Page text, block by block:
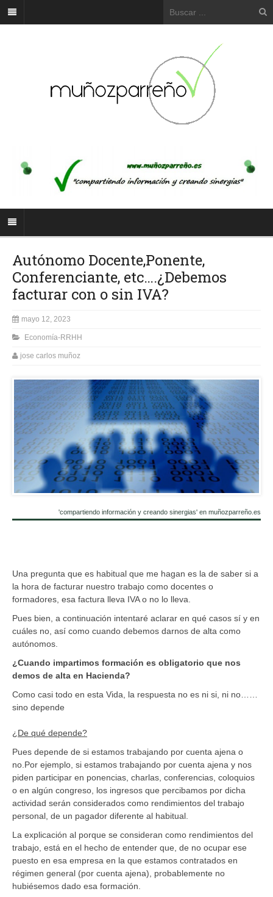
Autónomo Docente,Ponente,
Conferenciante, etc….¿Debemos
facturar con o sin IVA?
mayo 12, 2023
Economía-RRHH
jose carlos muñoz
'compartiendo información y creando sinergias' en muñozparreño.es
Una pregunta que es habitual que me hagan es la de saber si a
la hora de facturar nuestro trabajo como docentes o
formadores, esa factura lleva IVA o no lo lleva.
Pues bien, a continuación intentaré aclarar en qué casos sí y en
cuáles no, así como cuando debemos darnos de alta como
autónomos.
¿Cuando impartimos formación es obligatorio que nos
demos de alta en Hacienda?
Como casi todo en esta Vida, la respuesta no es ni si, ni no……
sino depende
¿De qué depende?
Pues depende de si estamos trabajando por cuenta ajena o
no.Por ejemplo, si estamos trabajando por cuenta ajena y nos
piden participar en ponencias, charlas, conferencias, coloquios
o en algún congreso, los ingresos que percibamos por dicha
actividad serán considerados como rendimientos del trabajo
personal, de un pagador diferente al habitual.
La explicación al porque se consideran como rendimientos del
trabajo, está en el hecho de entender que, de no ocupar ese
puesto en esa empresa en la que estamos contratados en
régimen general (por cuenta ajena), probablemente no
hubiésemos dado esa formación.